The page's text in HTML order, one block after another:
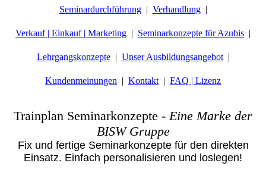
Seminardurchführung Verhandlung
Verkauf | Einkauf | Marketing Seminarkonzepte für Azubis
Lehrgangskonzepte Unser Ausbildungsangebot
Kundenmeinungen Kontakt FAQ | Lizenz
Trainplan Seminarkonzepte - Eine Marke der
BISW Gruppe
Fix und fertige Seminarkonzepte für den direkten
Einsatz. Einfach personalisieren und loslegen!